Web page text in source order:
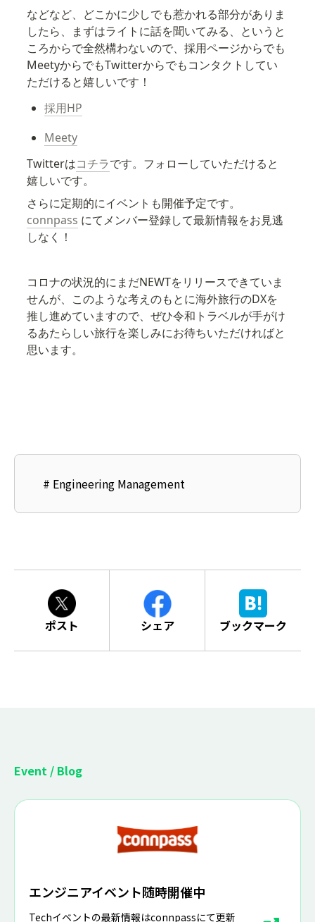
などなど、どこかに少しでも惹かれる部分がありま
したら、まずはライトに話を聞いてみる、というと
ころからで全然構わないので、採用ページからでも
MeetyからでもTwitterからでもコンタクトしてい
ただけると嬉しいです！
採用HP
Meety
Twitterはコチラです。フォローしていただけると
嬉しいです。
さらに定期的にイベントも開催予定です。
connpass にてメンバー登録して最新情報をお見逃
しなく！
コロナの状況的にまだNEWTをリリースできていま
せんが、このような考えのもとに海外旅行のDXを
推し進めていますので、ぜひ令和トラベルが手がけ
るあたらしい旅行を楽しみにお待ちいただければと
思います。
# Engineering Management
ポスト シェア ブックマーク
Event / Blog
エンジニアイベント随時開催中
Techイベントの最新情報はconnpassにて更新